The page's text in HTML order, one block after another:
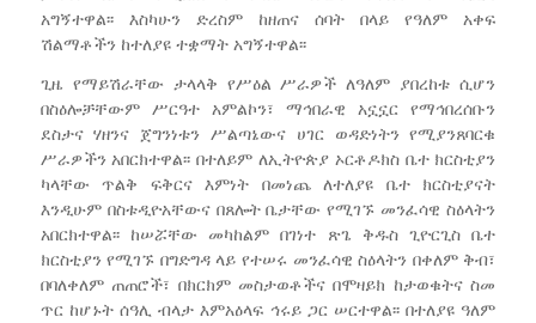
አግኝተዋል፡፡ እስካሁን ድረስም ከዘጠና ሰባት በላይ የዓለም አቀፍ
ሽልማቶችን ከተለያዩ ተቋማት አግኝተዋል፡፡
ጊዜ የማይሽራቸው ታላላቅ የሥዕል ሥራዎች ለዓለም ያበረከቱ ሲሆን
በስዕሎቻቸውም ሥርዓተ አምልኮን፣ ማኅበራዊ አኗኗር የማኅበረሰቡን
ደስታና ሃዘንና ጀግንነቱን ሥልጣኔውና ሀገር ወዳድነትን የሚያንጸባርቁ
ሥራዎችን አበርክተዋል፡፡ በተለይም ለኢትዮጵያ ኦርቶዶክስ ቤተ ክርስቲያን
ካላቸው ጥልቅ ፍቅርና እምነት በመነጨ ለተለያዩ ቤተ ክርስቲያናት
እንዲሁም በስቱዲዮአቸውና በጸሎት ቤታቸው የሚገኙ መንፈሳዊ ስዕላትን
አበርክተዋል፡፡ ከሠሯቸው መካከልም በገነተ ጽጌ ቅዱስ ጊዮርጊስ ቤተ
ክርስቲያን የሚገኙ በግድግዳ ላይ የተሠሩ መንፈሳዊ ስዕላትን በቀለም ቅብ፣
በባለቀለም ጠጠሮች፣ በክርክም መስታወቶችና በሞዛይክ ከታወቁትና ስመ
ጥር ከሆኑት ሰዓሊ ብላታ እምአዕላፍ ኅሩይ ጋር ሠርተዋል፡፡ በተለያዩ ዓለም